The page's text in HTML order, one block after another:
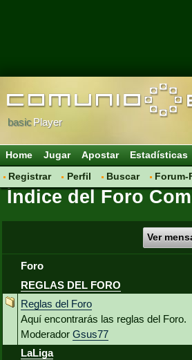
basicPlayer
Home Jugar Apostar Estadísticas
Registrar
Perfil Buscar Forum-
Índice del Foro
Ver
Foro
REGLAS DEL FORO
Reglas del Foro
Aquí encontrarás las reglas del Foro.
Moderador Gsus77
LaLiga